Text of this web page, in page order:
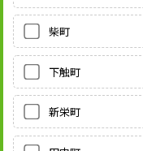
柴町
下触町
新栄町